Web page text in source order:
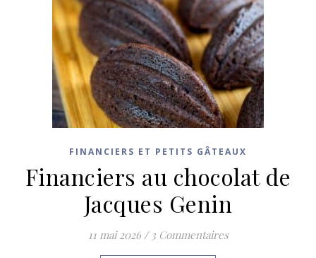
FINANCIERS ET PETITS GÂTEAUX
Financiers au chocolat de
Jacques Genin
11 mai 2026 / 3 Commentaires